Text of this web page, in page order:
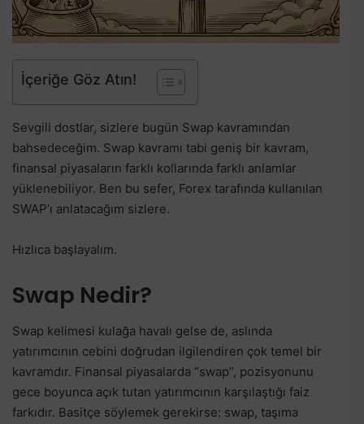
İçeriğe Göz Atın!
Sevgili dostlar, sizlere bugün Swap kavramından
bahsedeceğim. Swap kavramı tabi geniş bir kavram,
finansal piyasaların farklı kollarında farklı anlamlar
yüklenebiliyor. Ben bu sefer, Forex tarafında kullanılan
SWAP’ı anlatacağım sizlere.
Hızlıca başlayalım.
Swap Nedir?
Swap kelimesi kulağa havalı gelse de, aslında
yatırımcının cebini doğrudan ilgilendiren çok temel bir
kavramdır. Finansal piyasalarda “swap”, pozisyonunu
gece boyunca açık tutan yatırımcının karşılaştığı faiz
farkıdır. Basitçe söylemek gerekirse: swap, taşıma